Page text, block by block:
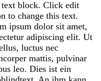
block. Click edit
to change this text.
ipsum dolor sit amet,
adipiscing elit. Ut
luctus nec
mattis, pulvinar
leo. Dies ist ein